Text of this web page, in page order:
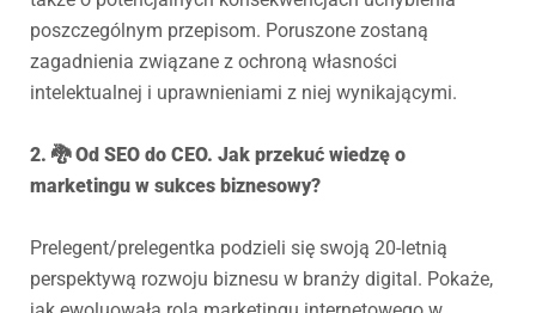
poszczególnym przepisom. Poruszone zostaną
zagadnienia związane z ochroną własności
intelektualnej i uprawnieniami z niej wynikającymi.
2. 🐉 Od SEO do CEO. Jak przekuć wiedzę o
marketingu w sukces biznesowy?
Prelegent/prelegentka podzieli się swoją 20-letnią
perspektywą rozwoju biznesu w branży digital. Pokaże,